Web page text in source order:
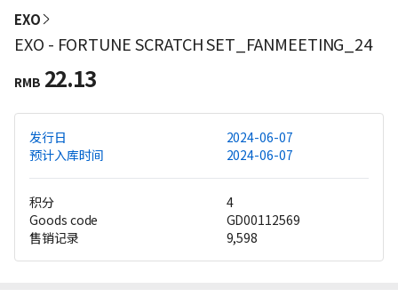
EXO
EXO - FORTUNE SCRATCH SET_FANMEETING_24
RMB 22.13
发行日
2024-06-07
预计入库时间
2024-06-07
积分
4
Goods code
GD00112569
售销记录
9,598